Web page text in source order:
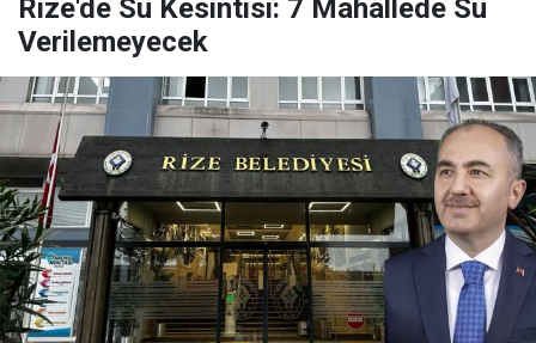
Rize'de Su Kesintisi: 7 Mahallede Su
Verilemeyecek